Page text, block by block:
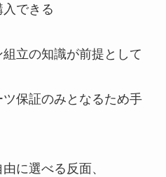
入できる
立の知識が前提として
ツ保証のみとなるため手
に選べる反面、